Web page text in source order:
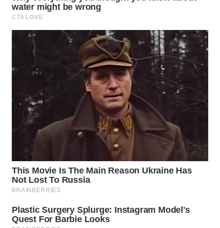
WN
SURABAYA
WN
NATUNA
WN
WN
MANDALIKA
LIKUPANG
WN
WN